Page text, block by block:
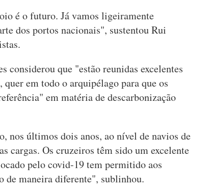
é o futuro. Já vamos ligeiramente
dos portos nacionais", sustentou Rui
considerou que "estão reunidas excelentes
em todo o arquipélago para que os
em matéria de descarbonização
nos últimos dois anos, ao nível de navios de
cargas. Os cruzeiros têm sido um excelente
pelo covid-19 tem permitido aos
de maneira diferente", sublinhou.